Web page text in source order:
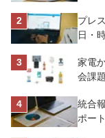
プレ
日・
家電
会課
統合
ポー